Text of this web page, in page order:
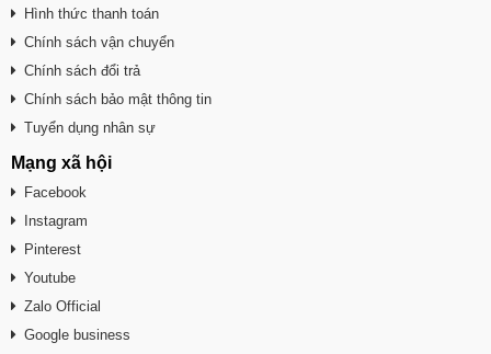
Hình thức thanh toán
Chính sách vận chuyển
Chính sách đổi trả
Chính sách bảo mật thông tin
Tuyển dụng nhân sự
Mạng xã hội
Facebook
Instagram
Pinterest
Youtube
Zalo Official
Google business